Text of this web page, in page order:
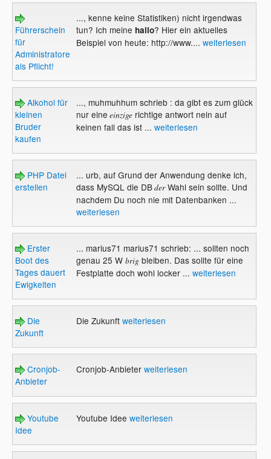
Führerschein
für
Administratoren
als Pflicht!
..., kenne keine Statistiken) nicht irgendwas
tun? Ich meine hallo? Hier ein aktuelles
Beispiel von heute: http://www.... weiterlesen
Alkohol für
kleinen
Bruder
kaufen
..., muhmuhhum schrieb : da gibt es zum glück
nur eine einzigerichtige antwort nein auf
keinen fall das ist ... weiterlesen
PHP Datei
erstellen
... urb, auf Grund der Anwendung denke ich,
dass MySQL die DBderWahl sein sollte. Und
nachdem Du noch nie mit Datenbanken ...
weiterlesen
Erster
Boot des
Tages dauert
Ewigkeiten
... marius71 marius71 schrieb: ... sollten noch
genau 25 W brigbleiben. Das sollte für eine
Festplatte doch wohl locker ... weiterlesen
Die
Zukunft
Die Zukunft weiterlesen
Cronjob-
Anbieter
Cronjob-Anbieter weiterlesen
Youtube
Idee
Youtube Idee weiterlesen